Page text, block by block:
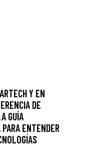
Y EN
DE
GUÍA
ENTENDER